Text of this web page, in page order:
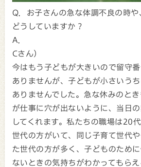
Q．お子さんの急な体調不良の時
どうしていますか？
A．
Cさん）
今はもう子どもが大きいので留守
ありませんが、子どもが小さいう
ありませんでした。急な休みのと
が仕事に穴が出ないように、当日
してくれます。私たちの職場は20
世代の方がいて、同じ子育て世代
た世代の方が多く、子どものため
ないときの気持ちがわかってもら